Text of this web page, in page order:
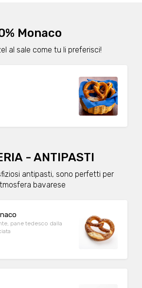
Monaco
al sale come tu li preferisci!
- ANTIPASTI
antipasti, sono perfetti per
bavarese
pane tedesco dalla